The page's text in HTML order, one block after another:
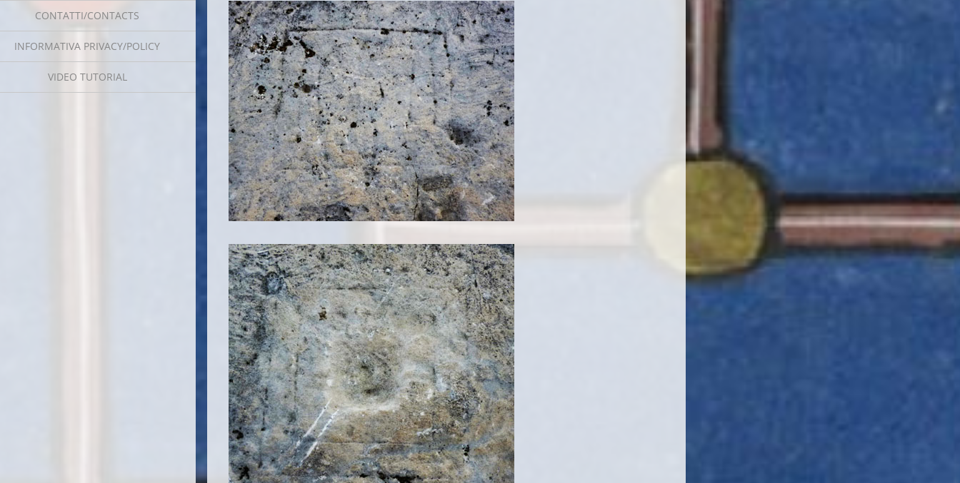
CONTATTI/CONTACTS
INFORMATIVA PRIVACY/POLICY
VIDEO TUTORIAL